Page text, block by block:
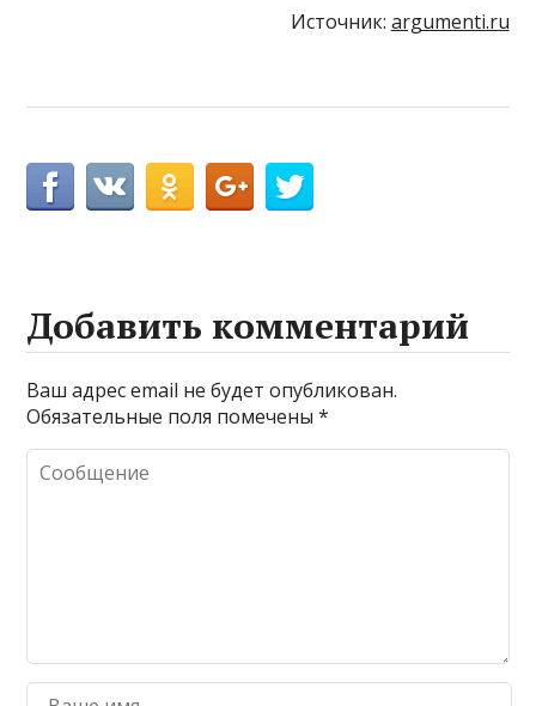
Источник: argumenti.ru
Добавить комментарий
Ваш адрес email не будет опубликован.
Обязательные поля помечены*